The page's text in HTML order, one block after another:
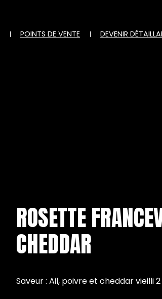
POINTS DE VENTE DEVENIR
ROSETTE
CHEDDAR
Saveur : Ail, poivre et cheddar vieilli